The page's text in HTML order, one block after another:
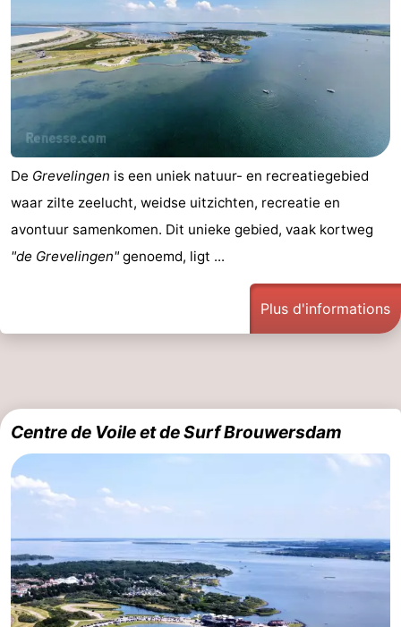
Schouwen-
Duiveland
-
Brouwershaven
Bruinisse
-
Zierikzee
-
Nature
-
Schouwen
Nature
Oranjezon
-
Oostkapelle
-
de
Mantelingen
Domburg
-
Zoutelande
-
De Grevelingen is een uniek natuur- en recreatiegebied
waar zilte zeelucht, weidse uitzichten, recreatie en
avontuur samenkomen. Dit unieke gebied, vaak kortweg
"de Grevelingen" genoemd, ligt ...
Plus d'informations
Centre de Voile et de Surf Brouwersdam